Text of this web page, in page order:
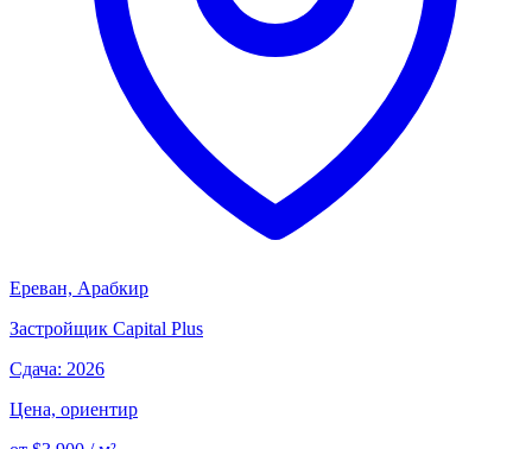
Ереван, Арабкир
Застройщик Capital Plus
Сдача: 2026
Цена, ориентир